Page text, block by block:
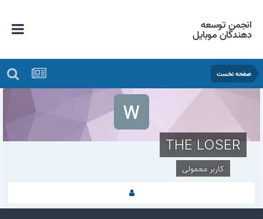
انجمن توسعه
دهندگان موبایل
صفحه نخست
THE LOSER
کاربر معمولی